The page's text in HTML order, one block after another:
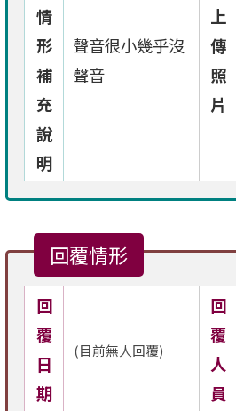
情
形
補
充
說
明
聲音很小幾乎沒
聲音
上
傳
照
片
回覆情形
回
覆
日
期
(目前無人回覆)
回
覆
人
員